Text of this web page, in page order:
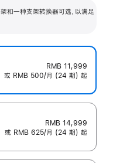
一种支架转换器可选，以满足
RMB 11,999
或 RMB 500/月 (24 期) 起
RMB 14,999
或 RMB 625/月 (24 期) 起